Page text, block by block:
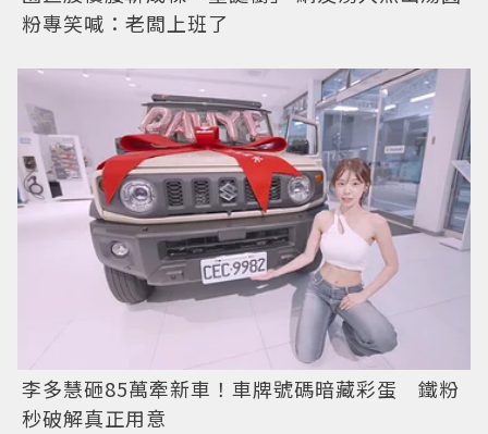
粉專笑喊：老闆上班了
李多慧砸85萬牽新車！車牌號碼暗藏彩蛋 鐵粉
秒破解真正用意